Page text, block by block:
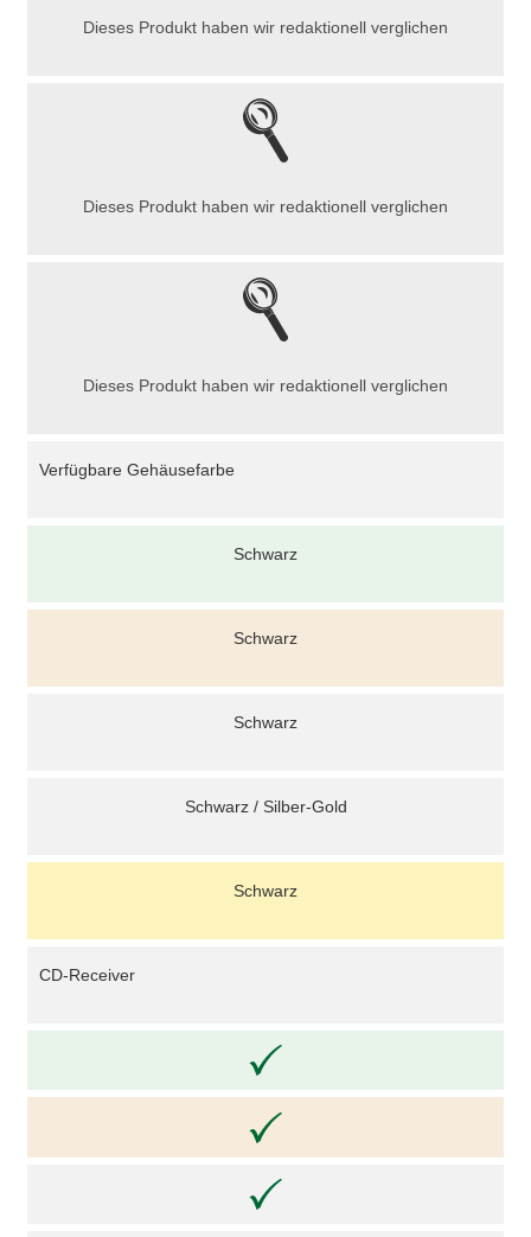
Dieses Produkt haben wir redaktionell verglichen
Dieses Produkt haben wir redaktionell verglichen
Dieses Produkt haben wir redaktionell verglichen
Verfügbare Gehäusefarbe
Schwarz
Schwarz
Schwarz
Schwarz / Silber-Gold
Schwarz
CD-Receiver